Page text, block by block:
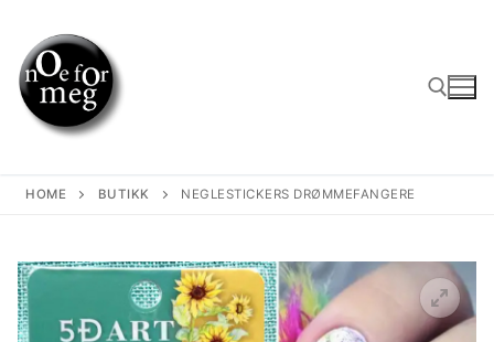
content
HOME BUTIKK NEGLESTICKERS DRØMMEFANGERE